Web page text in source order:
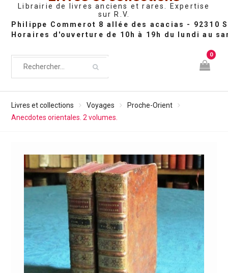
Librairie de livres anciens et rares. Expertise
sur R.V.
0
Livres et collections Voyages
Proche-Orient
Anecdotes orientales. 2 volumes.